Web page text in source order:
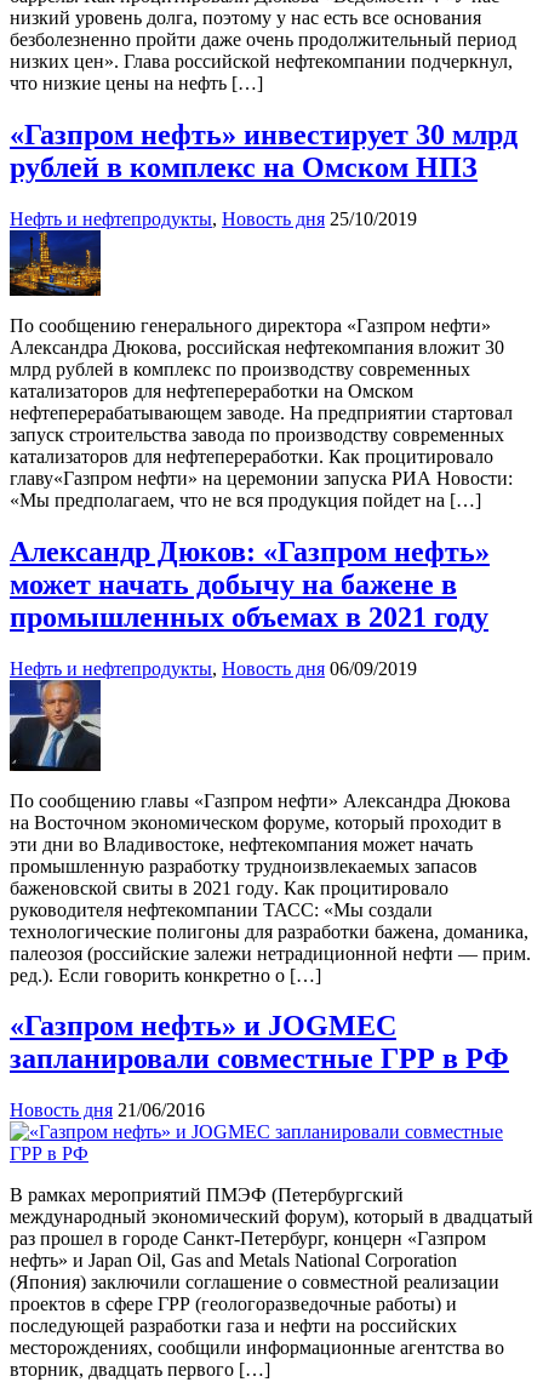
низкий уровень долга, поэтому у нас есть все основания
безболезненно пройти даже очень продолжительный период
низких цен». Глава российской нефтекомпании подчеркнул,
что низкие цены на нефть […]
«Газпром нефть» инвестирует 30 млрд
рублей в комплекс на Омском НПЗ
Нефть и нефтепродукты, Новость дня 25/10/2019
По сообщению генерального директора «Газпром нефти»
Александра Дюкова, российская нефтекомпания вложит 30
млрд рублей в комплекс по производству современных
катализаторов для нефтепереработки на Омском
нефтеперерабатывающем заводе. На предприятии стартовал
запуск строительства завода по производству современных
катализаторов для нефтепереработки. Как процитировало
главу«Газпром нефти» на церемонии запуска РИА Новости:
«Мы предполагаем, что не вся продукция пойдет на […]
Александр Дюков: «Газпром нефть»
может начать добычу на бажене в
промышленных объемах в 2021 году
Нефть и нефтепродукты, Новость дня 06/09/2019
По сообщению главы «Газпром нефти» Александра Дюкова
на Восточном экономическом форуме, который проходит в
эти дни во Владивостоке, нефтекомпания может начать
промышленную разработку трудноизвлекаемых запасов
баженовской свиты в 2021 году. Как процитировало
руководителя нефтекомпании ТАСС: «Мы создали
технологические полигоны для разработки бажена, доманика,
палеозоя (российские залежи нетрадиционной нефти — прим.
ред.). Если говорить конкретно о […]
«Газпром нефть» и JOGMEC
запланировали совместные ГРР в РФ
Новость дня 21/06/2016
В рамках мероприятий ПМЭФ (Петербургский
международный экономический форум), который в двадцатый
раз прошел в городе Санкт-Петербург, концерн «Газпром
нефть» и Japan Oil, Gas and Metals National Corporation
(Япония) заключили соглашение о совместной реализации
проектов в сфере ГРР (геологоразведочные работы) и
последующей разработки газа и нефти на российских
месторождениях, сообщили информационные агентства во
вторник, двадцать первого […]